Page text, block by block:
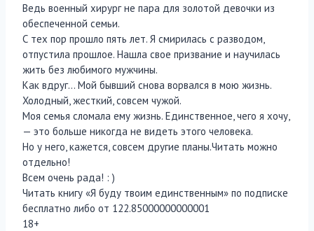
Ведь военный хирург не пара для золотой девочки из
обеспеченной семьи.
С тех пор прошло пять лет. Я смирилась с разводом,
отпустила прошлое. Нашла свое призвание и научилась
жить без любимого мужчины.
Как вдруг… Мой бывший снова ворвался в мою жизнь.
Холодный, жесткий, совсем чужой.
Моя семья сломала ему жизнь. Единственное, чего я хочу,
— это больше никогда не видеть этого человека.
Но у него, кажется, совсем другие планы.Читать можно
отдельно!
Всем очень рада! : )
Читать книгу «Я буду твоим единственным» по подписке
бесплатно либо от 122.85000000000001
18+